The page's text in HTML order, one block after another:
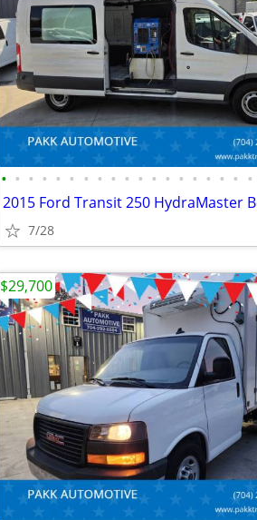
• • • • • • • • • • • • • • • • • • •
7/28
$29,700